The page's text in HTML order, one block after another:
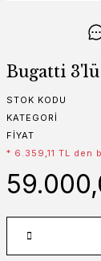
Bugatti
STOK KODU
KATEGORI
FIYAT
* 6.359,11 TL den